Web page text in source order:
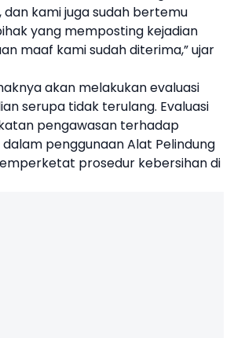
kami juga sudah bertemu
yang memposting kejadian
maaf kami sudah diterima,” ujar
akan melakukan evaluasi
serupa tidak terulang. Evaluasi
pengawasan terhadap
penggunaan Alat Pelindung
prosedur kebersihan di